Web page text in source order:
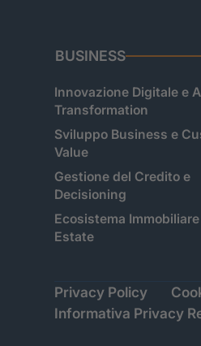
BUSINESS
Innovazione Digitale e
Transformation
Sviluppo Business e
Value
Gestione del Credito e
Decisioning
Ecosistema Immobiliare
Estate
Privacy Policy
Informativa Privacy